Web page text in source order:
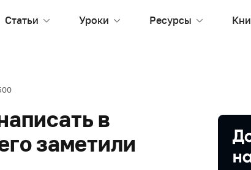
Статьи Уроки Ресурсы
в
заметили